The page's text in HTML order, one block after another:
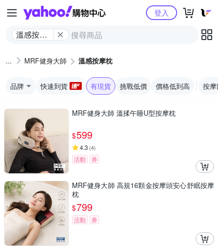
Yahoo購物中心
溫感按摩
登入
MRF健身大師 溫感按摩枕
品牌 快速到貨 有現貨 挑戰低價 價格低到高 按
MRF健身大師 溫揉午睡U型按摩枕
$599
4.3 (4)
活動 券
MRF健身大師 高規16顆金按摩頭安心舒眠按摩
枕
$799
活動 券